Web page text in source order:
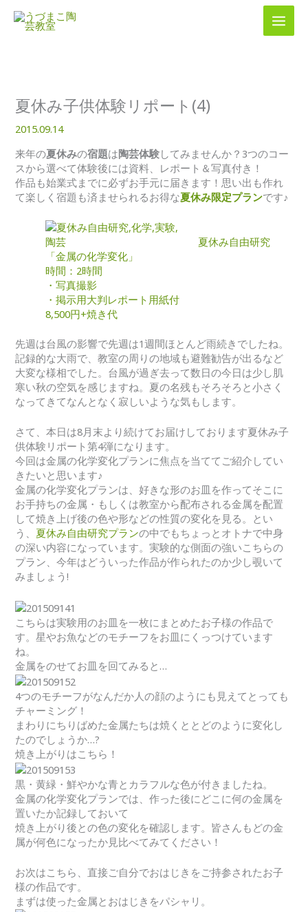
夏休み子供体験リポート(4)
2015.09.14
来年の夏休みの宿題は陶芸体験してみませんか？3つのコー
スから選べて体験後には資料、レポート＆写真付き！
作品も始業式までに必ずお手元に届きます！思い出も作れ
て楽しく宿題も済ませられるお得な夏休み限定プランです♪
夏休み自由研究
「金属の化学変化」
時間：2時間
・写真撮影
・掲示用大判レポート用紙付
8,500円+焼き代
先週は台風の影響で先週は1週間ほとんど雨続きでしたね。
記録的な大雨で、教室の周りの地域も避難勧告が出るなど
大変な様相でした。台風が過ぎ去って数日の今日は少し肌
寒い秋の空気を感じますね。夏の名残もそろそろと小さく
なってきてなんとなく寂しいような気もします。
さて、本日は8月末より続けてお届けしております夏休み子
供体験リポート第4弾になります。
今回は金属の化学変化プランに焦点を当ててご紹介してい
きたいと思います♪
金属の化学変化プランは、好きな形のお皿を作ってそこに
お手持ちの金属・もしくは教室から配布される金属を配置
して焼き上げ後の色や形などの性質の変化を見る。とい
う、 夏休み自由研究プランの中でもちょっとオトナで中身
の深い内容になっています。実験的な側面の強いこちらの
プラン、今年はどういった作品が作られたのか少し覗いて
みましょう!
こちらは実験用のお皿を一枚にまとめたお子様の作品で
す。星やお魚などのモチーフをお皿にくっつけています
ね。
金属をのせてお皿を回てみると…
4つのモチーフがなんだか人の顔のようにも見えてとっても
チャーミング！
まわりにちりばめた金属たちは焼くととどのように変化し
たのでしょうか…?
焼き上がりはこちら！
黒・黄緑・鮮やかな青とカラフルな色が付きましたね。
金属の化学変化プランでは、作った後にどこに何の金属を
置いたか記録しておいて
焼き上がり後との色の変化を確認します。皆さんもどの金
属が何色になったか見比べてみてください！
お次はこちら、直接ご自分でおはじきをご持参されたお子
様の作品です。
まずは使った金属とおはじきをパシャリ。